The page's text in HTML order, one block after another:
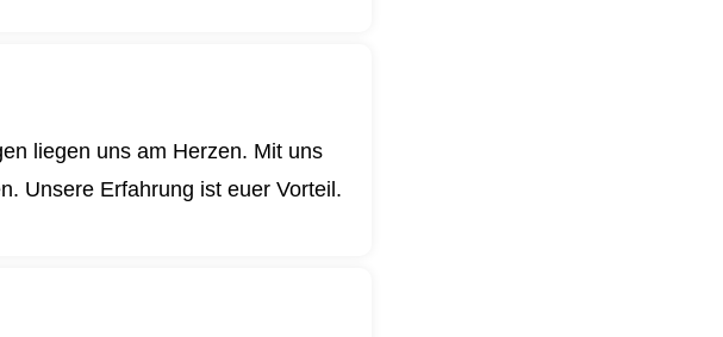
liegen uns am Herzen. Mit uns
Unsere Erfahrung ist euer Vorteil.